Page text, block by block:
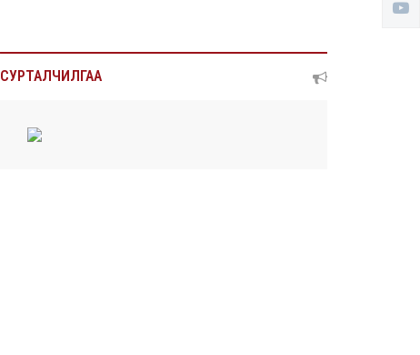
2026/08/07
СУРТАЛЧИЛГАА